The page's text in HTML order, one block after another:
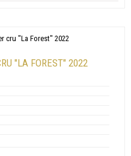
"LA FOREST" 2022